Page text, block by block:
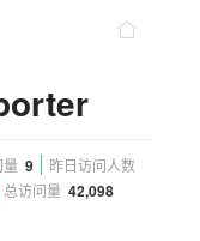
9 昨日访问人数
总访问量 42,098